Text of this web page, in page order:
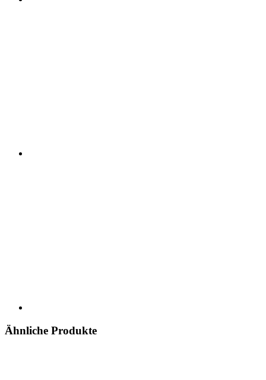
Ähnliche Produkte